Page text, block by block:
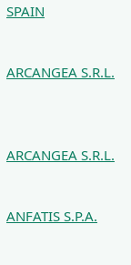
SPAIN
ARCANGEA S.R.L.
ARCANGEA S.R.L.
ANFATIS S.P.A.